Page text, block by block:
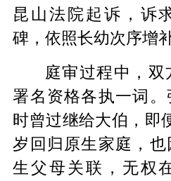
昆山法院起诉，诉
碑，依照长幼次序增
庭审过程中，
署名资格各执一词
时曾过继给大伯，即
岁回归原生家庭，
生父母关联，无权